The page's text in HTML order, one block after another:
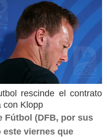
rescinde el contrato
con Klopp
Fútbol (DFB, por sus
este viernes que